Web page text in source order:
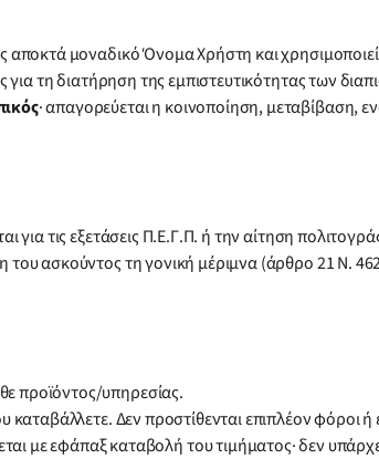
μοναδικό Όνομα Χρήστη και
τη διατήρηση της εμπιστευτικότητας των
· απαγορεύεται η κοινοποίηση, μεταβίβαση,
για τις εξετάσεις Π.Ε.Γ.Π. ή την αίτηση
ασκούντος τη γονική μέριμνα (άρθρο 21 Ν.
προϊόντος/υπηρεσίας.
καταβάλλετε. Δεν προστίθενται επιπλέον
με εφάπαξ καταβολή του τιμήματος· δεν